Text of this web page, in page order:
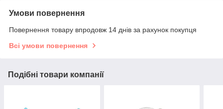
Умови повернення
Повернення товару впродовж 14 днів за рахунок покупця
Всі умови повернення
Подібні товари компанії